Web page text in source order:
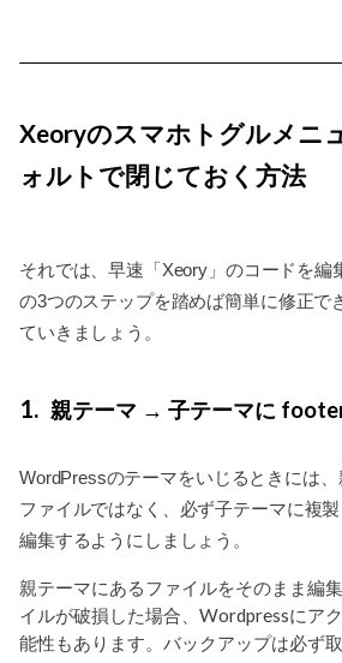
Xeoryのスマホトグルメニ
ォルトで閉じておく方法
それでは、早速「Xeory」のコードを編
の3つのステップを踏めば簡単に修正で
ていきましょう。
1 親テーマ → 子テーマに
WordPressのテーマをいじるときには
ファイルではなく、必ず子テーマに複
編集するようにしましょう。
親テーマにあるファイルをそのまま編
イルが破損した場合、Wordpressにア
能性もあります。バックアップは必ず